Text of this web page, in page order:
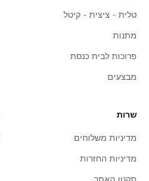
טלית - ציצית - קיטל
מתנות
פרוכות לבית כנסת
מבצעים
שרות
מדיניות משלוחים
מדיניות החזרות